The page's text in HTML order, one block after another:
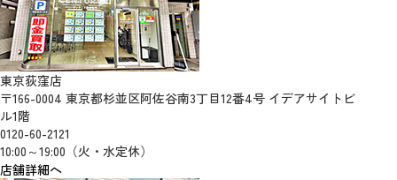
東京荻窪店
〒166-0004 東京都杉並区阿佐谷南3丁目12番4号 イデアサイトビ
ル1階
0120-60-2121
10:00～19:00（火・水定休）
店舗詳細へ